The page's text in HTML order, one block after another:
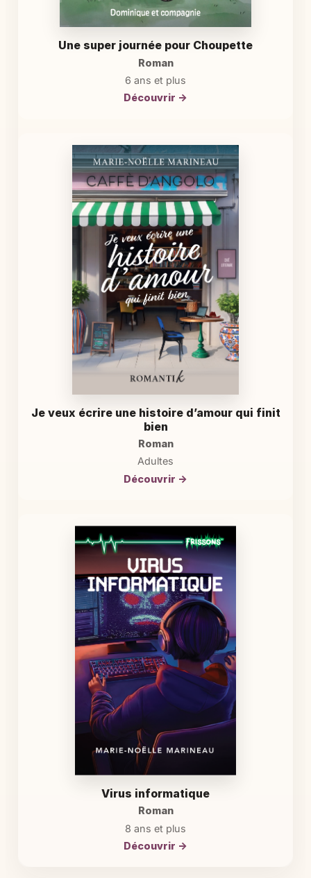
Une super journée pour Choupette
Roman
6 ans et plus
Découvrir →
Je veux écrire une histoire d’amour qui finit
bien
Roman
Adultes
Découvrir →
Virus informatique
Roman
8 ans et plus
Découvrir →